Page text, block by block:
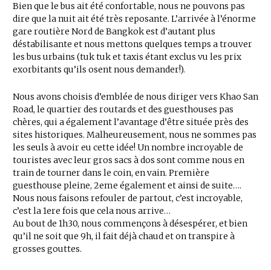
Bien que le bus ait été confortable, nous ne pouvons pas
dire que la nuit ait été très reposante. L’arrivée à l’énorme
gare routière Nord de Bangkok est d’autant plus
déstabilisante et nous mettons quelques temps a trouver
les bus urbains (tuk tuk et taxis étant exclus vu les prix
exorbitants qu’ils osent nous demander!).
Nous avons choisis d’emblée de nous diriger vers Khao San
Road, le quartier des routards et des guesthouses pas
chères, qui a également l’avantage d’être située près des
sites historiques. Malheureusement, nous ne sommes pas
les seuls à avoir eu cette idée! Un nombre incroyable de
touristes avec leur gros sacs à dos sont comme nous en
train de tourner dans le coin, en vain. Première
guesthouse pleine, 2eme également et ainsi de suite….
Nous nous faisons refouler de partout, c’est incroyable,
c’est la 1ere fois que cela nous arrive…
Au bout de 1h30, nous commençons à désespérer, et bien
qu’il ne soit que 9h, il fait déjà chaud et on transpire à
grosses gouttes.